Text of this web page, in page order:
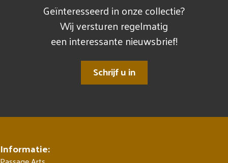
Geïnteresseerd in onze collectie?
Wij versturen regelmatig
een interessante nieuwsbrief!
Schrijf u in
Informatie: